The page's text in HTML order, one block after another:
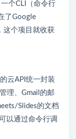
个CLI（命令行
了Google
这个项目就收获
云API统一封装
理、Gmail的邮
Slides的文档
以通过命令行调